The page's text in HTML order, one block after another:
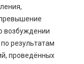
возбуждении
результатам
проведённых